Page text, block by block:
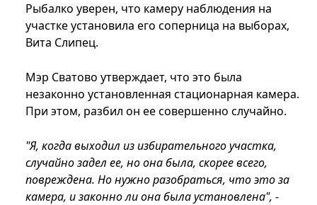
Рыбалко уверен, что камеру наблюдения на
участке установила его соперница на выборах,
Вита Слипец.
Мэр Сватово утверждает, что это была
незаконно установленная стационарная камера.
При этом, разбил он ее совершенно случайно.
"Я, когда выходил из избирательного участка,
случайно задел ее, но она была, скорее всего,
повреждена. Но нужно разобраться, что это за
камера, и законно ли она была установлена", -